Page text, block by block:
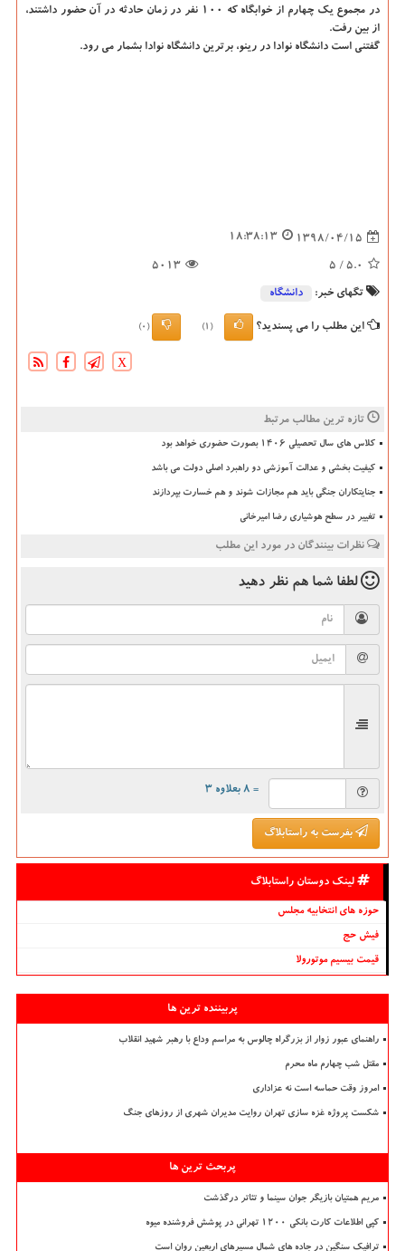
در مجموع یك چهارم از خوابگاه كه ۱۰۰ نفر در زمان حادثه در آن حضور داشتند،
از بین رفت.
گفتنی است دانشگاه نوادا در رینو، برترین دانشگاه نوادا بشمار می رود.
1398/04/15
18:38:13
5.0
/ 5
5013
تگهای خبر: دانشگاه‌
این مطلب را می پسندید؟ (1)
(0)
X
تازه ترین مطالب مرتبط
کلاس های سال تحصیلی ۱۴۰۶ بصورت حضوری خواهد بود
کیفیت بخشی و عدالت آموزشی دو راهبرد اصلی دولت می باشد
جنایتکاران جنگی باید هم مجازات شوند و هم خسارت بپردازند
تغییر در سطح هوشیاری رضا امیرخانی
نظرات بینندگان در مورد این مطلب
لطفا شما هم نظر دهید
= ۸ بعلاوه ۳
بفرست به راستابلاگ
لینک دوستان راستابلاگ
حوزه های انتخابیه مجلس
فیش حج
قیمت بیسیم موتورولا
پربیننده ترین ها
راهنمای عبور زوار از بزرگراه چالوس به مراسم وداع با رهبر شهید انقلاب
مقتل شب چهارم ماه محرم
امروز وقت حماسه است نه عزاداری
شکست پروژه غزه سازی تهران روایت مدیران شهری از روزهای جنگ
پربحث ترین ها
مریم همتیان بازیگر جوان سینما و تئاتر درگذشت
کپی اطلاعات کارت بانکی ۱۲۰۰ تهرانی در پوشش فروشنده میوه
ترافیک سنگین در جاده های شمال مسیرهای اربعین روان است